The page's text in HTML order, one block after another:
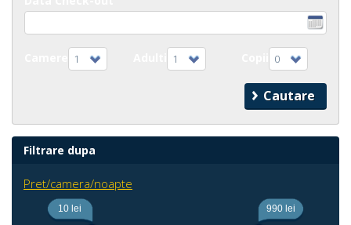
1 1 0
Filtrare dupa
Pret/camera/noapte
10 lei 990 lei